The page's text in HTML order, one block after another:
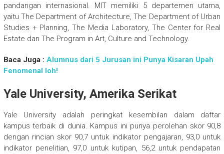
pandangan internasional. MIT memiliki 5 departemen utama,
yaitu The Department of Architecture, The Department of Urban
Studies + Planning, The Media Laboratory, The Center for Real
Estate dan The Program in Art, Culture and Technology.
Baca Juga : Alumnus dari 5 Jurusan ini Punya Kisaran Upah
Fenomenal loh!
Yale University, Amerika Serikat
Yale University adalah peringkat kesembilan dalam daftar
kampus terbaik di dunia. Kampus ini punya perolehan skor 90,8
dengan rincian skor 90,7 untuk indikator pengajaran, 93,0 untuk
indikator penelitian, 97,0 untuk kutipan, 56,2 untuk pendapatan